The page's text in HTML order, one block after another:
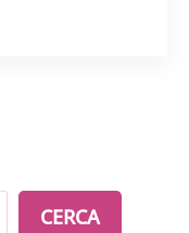
PROVOCANO IL
CERCA